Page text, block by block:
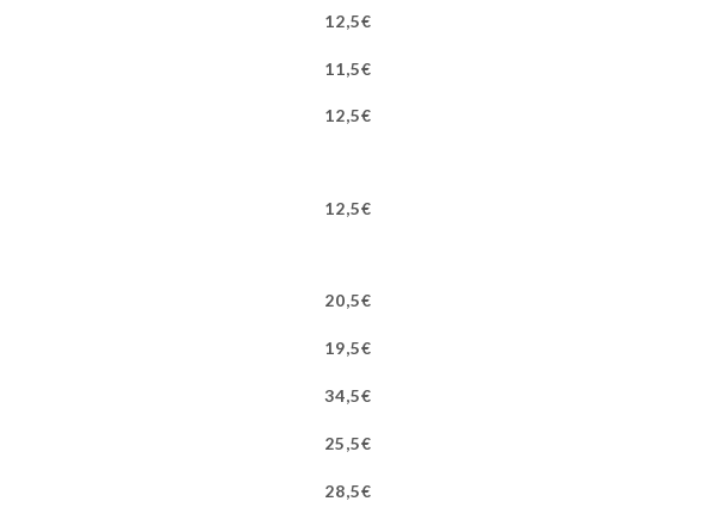
12,5€
11,5€
12,5€
12,5€
20,5€
19,5€
34,5€
25,5€
28,5€